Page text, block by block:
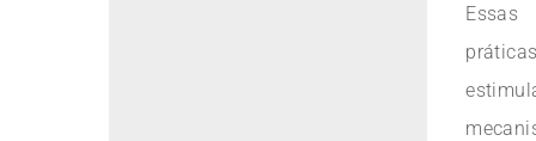
Essas